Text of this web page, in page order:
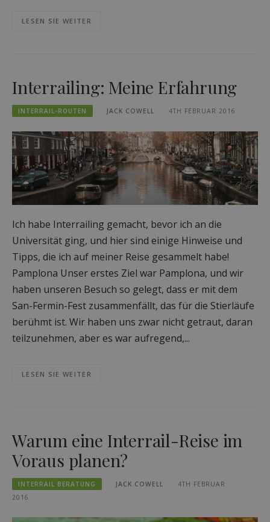
LESEN SIE WEITER
Interrailing: Meine Erfahrung
INTERRAIL-ROUTEN JACK COWELL 4TH FEBRUAR 2016
Ich habe Interrailing gemacht, bevor ich an die
Universität ging, und hier sind einige Hinweise und
Tipps, die ich auf meiner Reise gesammelt habe!
Pamplona Unser erstes Ziel war Pamplona, und wir
haben unseren Besuch so gelegt, dass er mit dem
San-Fermin-Fest zusammenfällt, das für die Stierläufe
berühmt ist. Wir haben uns zwar nicht getraut, daran
teilzunehmen, aber es war aufregend,...
LESEN SIE WEITER
Warum eine Interrail-Reise im
Voraus planen?
INTERRAIL BERATUNG JACK COWELL
4TH FEBRUAR
2016